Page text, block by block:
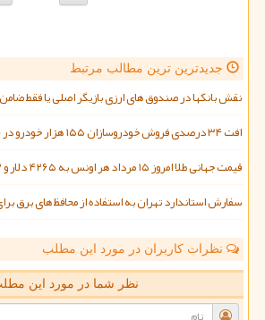
جدیدترین ترین مطالب مرتبط
نقش بانکها در صندوق های ارزی بازیگر اصلی یا فقط
افت ۳۴ درصدی فروش خودروسازان ۱۵۵ هزار خودرو در چهار ماه به فروش رسید
قیمت جهانی طلا امروز ۱۵ مرداد هر اونس به ۴۲۶۵ دلار و ۲۲ سنت رسید
سفارش استاندارد تهران به استفاده از محافظ های برق
نظرات کاربران در مورد این مطلب
نظر شما در مورد این